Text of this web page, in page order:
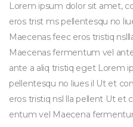
Lorem ipsum dolor sit amet,
eros trist ms pellentesqu no
Maecenas feec eros tristiq
Maecenas fermentum vel
ante a aliq tristiq eget Lorem
pellentesqu no liues il Ut et
eros tristiq nsl lla pellent Ut et
entum vel Maecena